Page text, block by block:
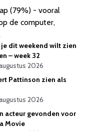
(79%) - vooral
de computer,
dit weekend wilt zien
– week 32
2026
Pattinson zien als
2026
acteur gevonden voor
Movie